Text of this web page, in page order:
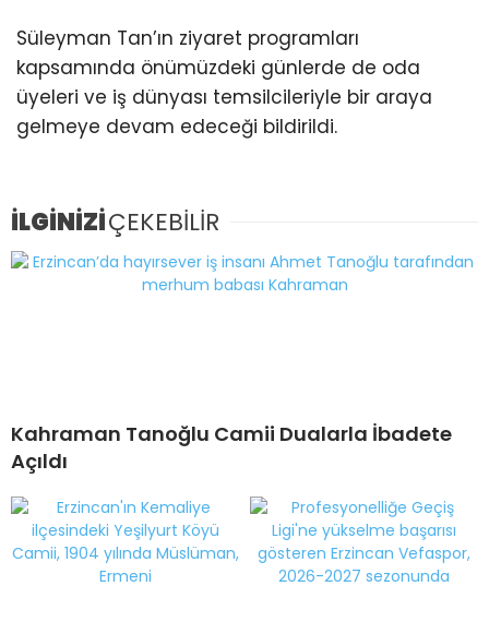
Süleyman Tan’ın ziyaret programları
kapsamında önümüzdeki günlerde de oda
üyeleri ve iş dünyası temsilcileriyle bir araya
gelmeye devam edeceği bildirildi.
İLGİNİZİÇEKEBİLİR
Kahraman Tanoğlu Camii Dualarla İbadete
Açıldı